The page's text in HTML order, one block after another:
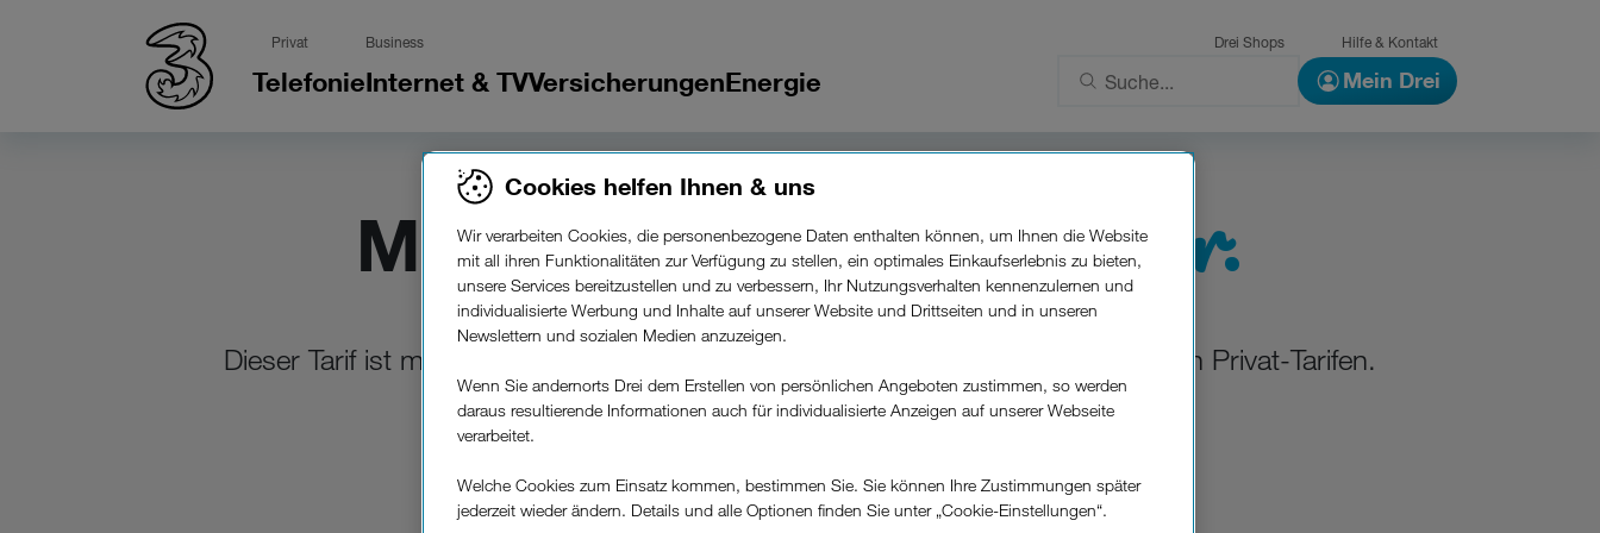
Privat Business Drei Shops Hilfe & Kontakt
TelefonieInternet & TVVersicherungenEnergie Mein Drei
Momentannicht verfügbar.
Dieser Tarif ist momentan nicht verfügbar. Hier kommen Sie zu unseren aktuellen Privat-Tarifen.
Cookies helfen Ihnen & uns
Wir verarbeiten Cookies, die personenbezogene Daten enthalten können, um Ihnen die Website
mit all ihren Funktionalitäten zur Verfügung zu stellen, ein optimales Einkaufserlebnis zu bieten,
unsere Services bereitzustellen und zu verbessern, Ihr Nutzungsverhalten kennenzulernen und
individualisierte Werbung und Inhalte auf unserer Website und Drittseiten und in unseren
Newslettern und sozialen Medien anzuzeigen.
Wenn Sie andernorts Drei dem Erstellen von persönlichen Angeboten zustimmen, so werden
daraus resultierende Informationen auch für individualisierte Anzeigen auf unserer Webseite
verarbeitet.
Welche Cookies zum Einsatz kommen, bestimmen Sie. Sie können Ihre Zustimmungen später
jederzeit wieder ändern. Details und alle Optionen finden Sie unter „Cookie-Einstellungen“.